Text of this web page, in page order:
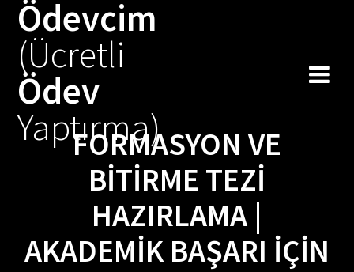
Ödevcim
(Ücretli
Ödev
Yaptırma)
FORMASYON VE
BITIRME TEZI
HAZIRLAMA |
AKADEMIK BAŞARI İÇIN